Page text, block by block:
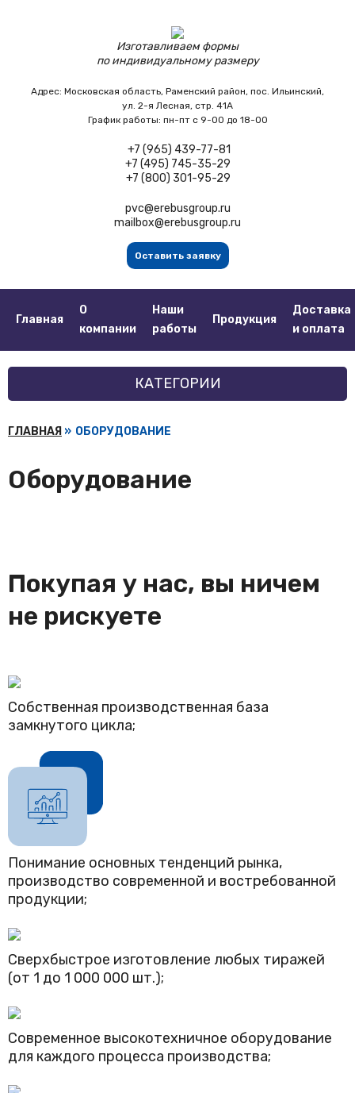
Изготавливаем формы
по индивидуальному размеру
Адрес: Московская область, Раменский район, пос. Ильинский,
ул. 2-я Лесная, стр. 41А
График работы: пн-пт с 9-00 до 18-00
+7 (965) 439-77-81
+7 (495) 745-35-29
+7 (800) 301-95-29
pvc@erebusgroup.ru
mailbox@erebusgroup.ru
Оставить заявку
Главная
О
компании
Наши
работы
Продукция
Доставка
и оплата
КАТЕГОРИИ
ГЛАВНАЯ » ОБОРУДОВАНИЕ
Оборудование
Покупая у нас, вы ничем
не рискуете
Собственная производственная база
замкнутого цикла;
Понимание основных тенденций рынка,
производство современной и востребованной
продукции;
Сверхбыстрое изготовление любых тиражей
(от 1 до 1 000 000 шт.);
Современное высокотехничное оборудование
для каждого процесса производства;